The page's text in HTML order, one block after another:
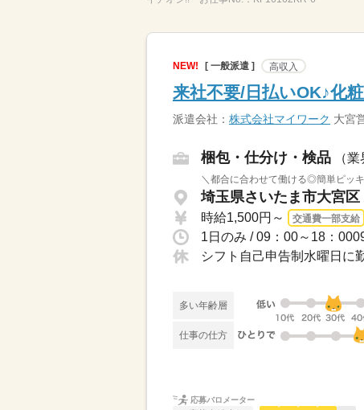
NEW! [ 一般派遣 ] 高収入
来社不要/日払いOK♪化
派遣会社： 株式会社マイワーク 大宮
梱包・仕分け・検品 （
＼都合に合わせて働ける◎簡単ピッ
埼玉県さいたま市大宮
時給1,500円～ 交通費一部支給
シフト自己申告制水曜日に
多い年齢層
仕事の仕方
応募バロメーター